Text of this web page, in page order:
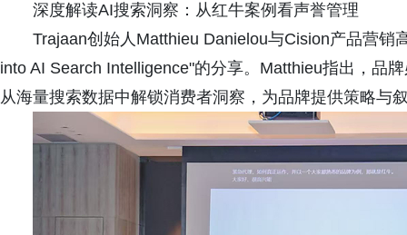
深度解读AI搜索洞察：从红牛案例看声誉管理
Trajaan创始人Matthieu Danielou与Cision产品营
into AI Search Intelligence"的分享。Matthieu指出，品
从海量搜索数据中解锁消费者洞察，为品牌提供策略与